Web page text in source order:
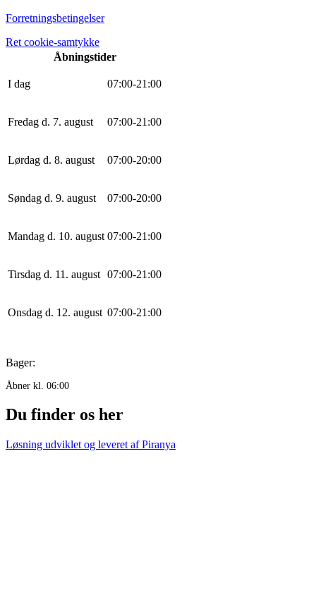
Forretningsbetingelser
Ret cookie-samtykke
Åbningstider
I dag 07:00-21 :00
Fredag d. 7. august 07:00-21 :00
Lørdag d. 8. august 07:00-20:00
Søndag d. 9. august 07:00-20:00
Mandag d. 10. august 07:00-21 :00
Tirsdag d. 11. august 07:00-21 :00
Onsdag d. 12. august 07:00-21 :00
Bager:
Åbner kl. 06:00
Du finder os her
Løsning udviklet og leveret afPiranya